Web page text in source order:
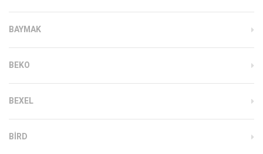
BAYMAK
BEKO
BEXEL
BIRD